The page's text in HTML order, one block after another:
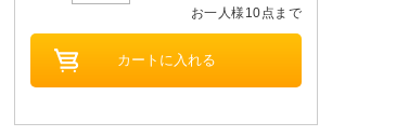
お一人様10点まで